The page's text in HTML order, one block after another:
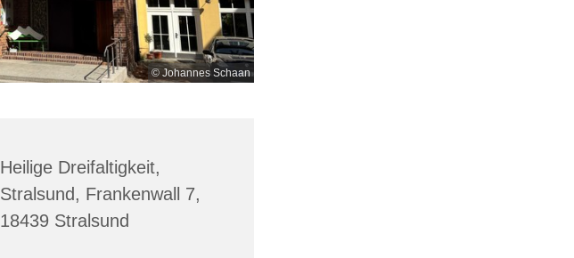
© Johannes Schaan
Heilige Dreifaltigkeit,
Stralsund, Frankenwall 7,
18439 Stralsund